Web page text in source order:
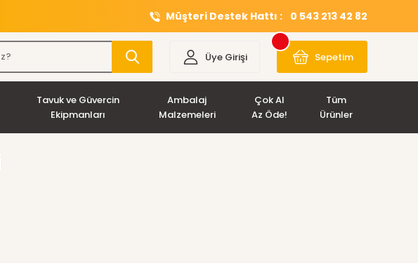
Müşteri Destek Hattı : 0 543 213 42 82
Üye Girişi Sepetim
Tavuk ve Güvercin
Ekipmanları
Ambalaj
Malzemeleri
Çok Al
Az Öde!
Tüm
Ürünler